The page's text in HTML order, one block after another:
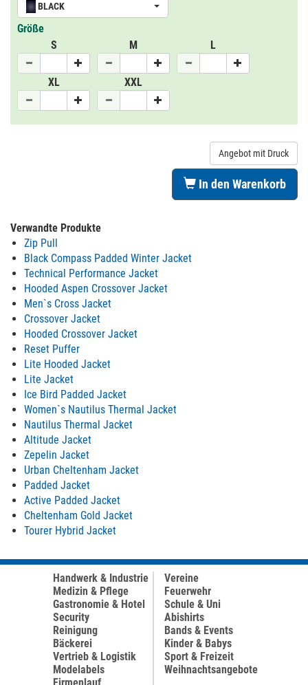
BLACK
Größe
S
M L
XL XXL
Angebot mit Druck
In den Warenkorb
Verwandte Produkte
Zip Pull
Black Compass Padded Winter Jacket
Technical Performance Jacket
Hooded Aspen Crossover Jacket
Men`s Cross Jacket
Crossover Jacket
Hooded Crossover Jacket
Reset Puffer
Lite Hooded Jacket
Lite Jacket
Ice Bird Padded Jacket
Women`s Nautilus Thermal Jacket
Nautilus Thermal Jacket
Altitude Jacket
Zepelin Jacket
Urban Cheltenham Jacket
Padded Jacket
Active Padded Jacket
Cheltenham Gold Jacket
Tourer Hybrid Jacket
Handwerk & Industrie
Medizin & Pflege
Gastronomie & Hotel
Security
Reinigung
Bäckerei
Vertrieb & Logistik
Modelabels
Vereine
Feuerwehr
Schule & Uni
Abishirts
Bands & Events
Kinder & Babys
Sport & Freizeit
Weihnachtsangebote